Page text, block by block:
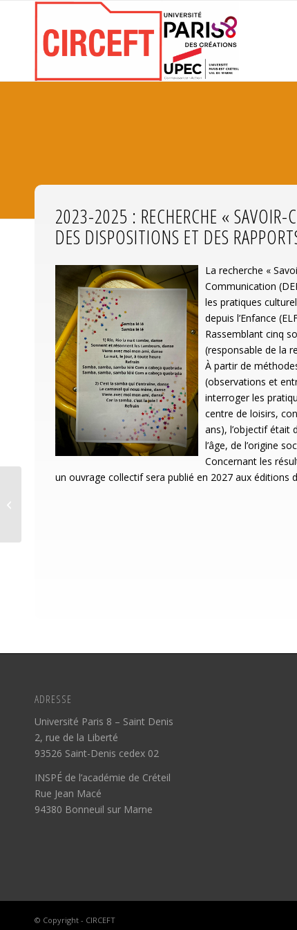
2023-2025 : RECHERCHE « SAVOIR-
DES DISPOSITIONS ET DES
La recherche «
Communication
les pratiques
depuis l’Enfance
Rassemblant cinq
(responsable de la
À partir de
(observations et
interroger les
centre de loisirs,
ans), l’objectif était
l’âge, de l’origine
Concernant les
un ouvrage collectif sera publié en 2027 aux éditions
ADRESSE
Université Paris 8 – Saint Denis
2, rue de la Liberté
93526 Saint-Denis cedex 02
INSPÉ de l’académie de Créteil
Rue Jean Macé
94380 Bonneuil sur Marne
© Copyright - CIRCEFT